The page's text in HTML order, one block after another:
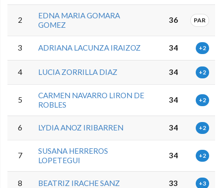
2
EDNA MARIA GOMARA
GOMEZ
36 PAR
3 ADRIANA LACUNZA IRAIZOZ 34 +2
4 LUCIA ZORRILLA DIAZ 34 +2
5
CARMEN NAVARRO LIRON DE
ROBLES
34 +2
6 LYDIA ANOZ IRIBARREN 34 +2
7
SUSANA HERREROS
LOPETEGUI
34 +2
8 BEATRIZ IRACHE SANZ 33 +3